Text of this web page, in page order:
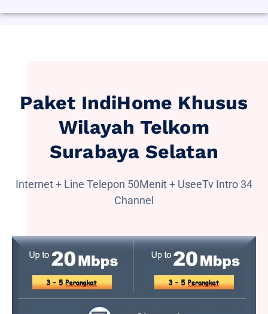
Paket IndiHome Khusus
Wilayah Telkom
Surabaya Selatan
Internet + Line Telepon 50Menit + UseeTv Intro 34
Channel